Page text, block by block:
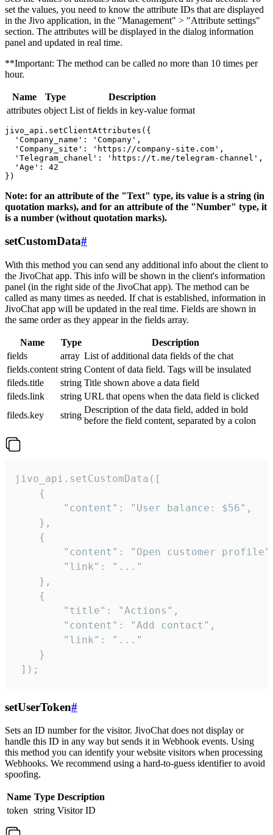
set the values, you need to know the attribute IDs that are displayed
in the Jivo application, in the "Management" > "Attribute settings"
section. The attributes will be displayed in the dialog information
panel and updated in real time.
**Important: The method can be called no more than 10 times per
hour.
Name Type
Description
attributes object List of fields in key-value format
jivo_api.setClientAttributes({
  'Company_name': 'Company',
  'Company_site': 'https://company-site.com',
  'Telegram_chanel': 'https://t.me/telegram-channel',
  'Age': 42
Note: for an attribute of the "Text" type, its value is a string (in
quotation marks), and for an attribute of the "Number" type, it
is a number (without quotation marks).
setCustomData#
With this method you can send any additional info about the client to
the JivoChat app. This info will be shown in the client's information
panel (in the right side of the JivoChat app). The method can be
called as many times as needed. If chat is established, information in
JivoChat app will be updated in the real time. Fields are shown in
the same order as they appear in the fields array.
Name Type
Description
fields
array List of additional data fields of the chat
fields.content string Content of data field. Tags will be insulated
fileds.title
string Title shown above a data field
fileds.link
string URL that opens when the data field is clicked
fileds.key
string
Description of the data field, added in bold
before the field content, separated by a colon
jivo_api.setCustomData([
    {
        "content": "User balance: $56",
    },
    {
"content": "Open customer
        "link": "..."
    },
    {
        "title": "Actions",
        "content": "Add contact",
        "link": "..."
    }
]);
setUserToken#
Sets an ID number for the visitor. JivoChat does not display or
handle this ID in any way but sends it in Webhook events. Using
this method you can identify your website visitors when processing
Webhooks. We recommend using a hard-to-guess identifier to avoid
spoofing.
Name Type Description
token string Visitor ID